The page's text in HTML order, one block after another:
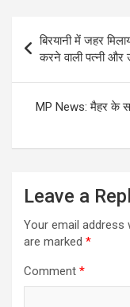
Post
navigation
बिरयानी में जहर
करने वाली पत्नी और
MP News: मैहर के
Leave a
Your email address
are marked *
Comment *